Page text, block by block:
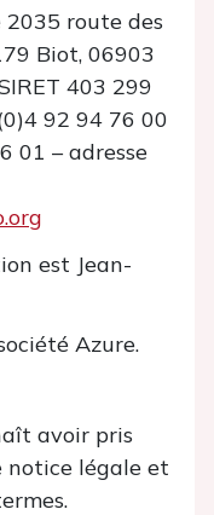
route des
Biot, 06903
403 299
92 94 76 00
01 – adresse
est Jean-
Azure.
avoir pris
notice légale et